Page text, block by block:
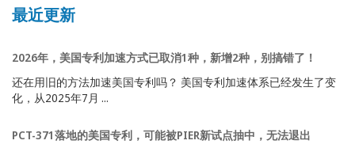
最近更新
2026年，美国专利加速方式已取消1种，新增2种，别搞错了！
还在用旧的方法加速美国专利吗？ 美国专利加速体系已经发生了变
化，从2025年7月 ...
PCT-371落地的美国专利，可能被PIER新试点抽中，无法退出